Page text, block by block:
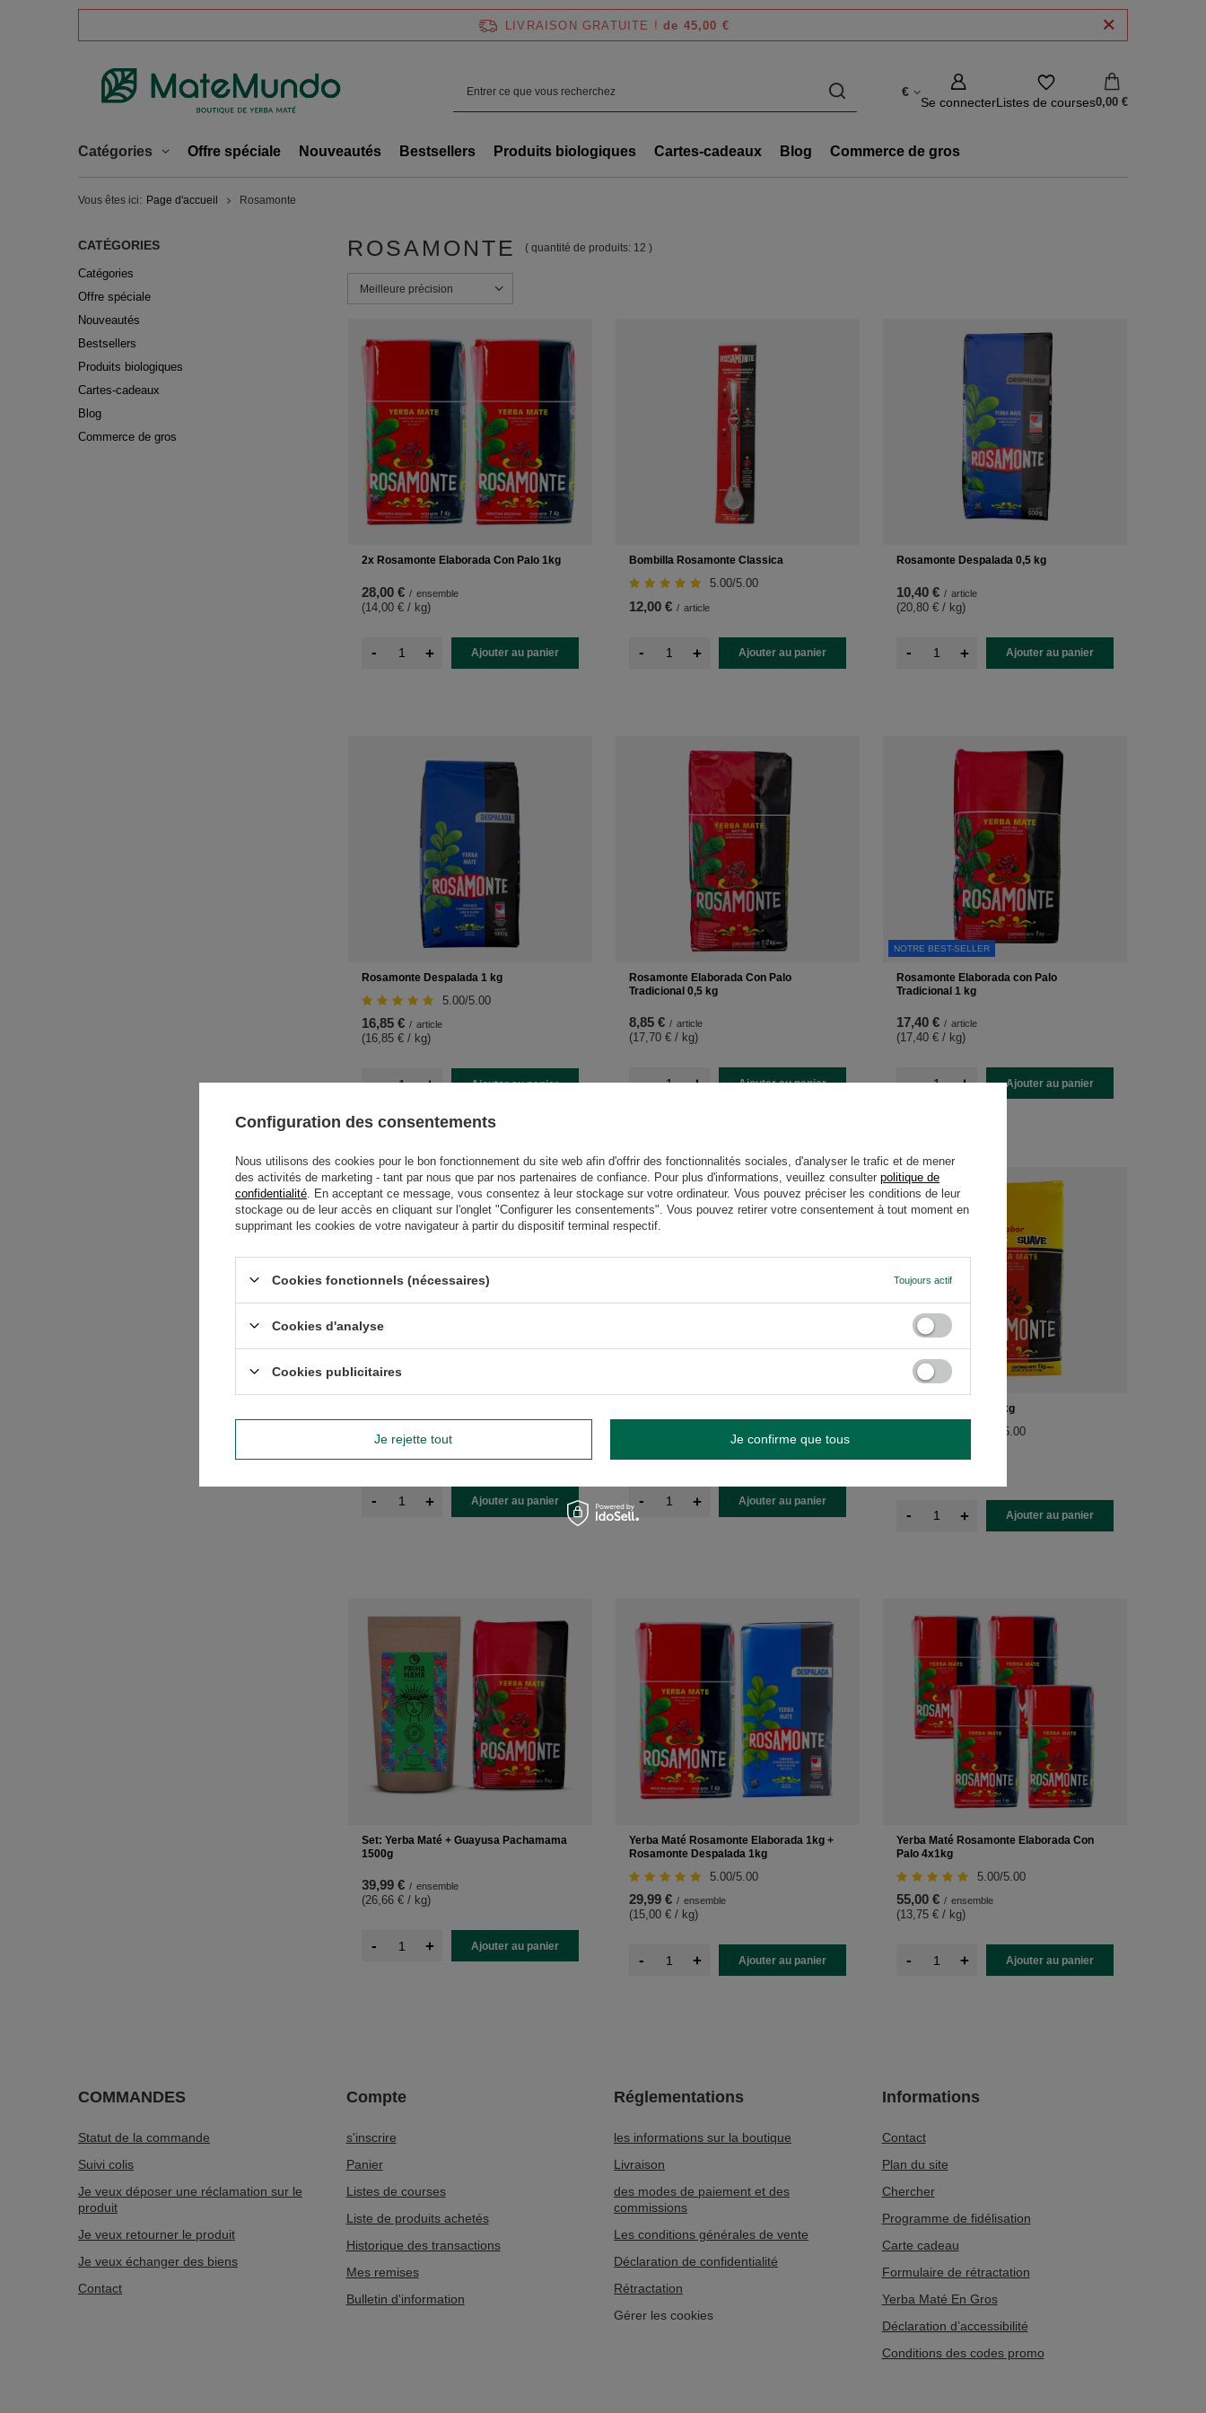
LIVRAISON GRATUITE ! de 45,00 €
€
Se connecterListes de courses0,00 €
Catégories Offre spéciale Nouveautés Bestsellers Produits biologiques Cartes-cadeaux Blog Commerce de gros
Vous êtes ici: Page d'accueil Rosamonte
CATÉGORIES
Catégories
Offre spéciale
Nouveautés
Bestsellers
Produits biologiques
Cartes-cadeaux
Blog
Commerce de gros
ROSAMONTE ( quantité de produits: 12 )
Modifier le tri
Meilleure précision
2x Rosamonte Elaborada Con Palo 1kg
28,00 € / ensemble
(14,00 € / kg)
- + Ajouter au panier
Bombilla Rosamonte Classica
5.00/5.00
12,00 € / article
- + Ajouter au panier
Rosamonte Despalada 0,5 kg
10,40 € / article
(20,80 € / kg)
- + Ajouter au panier
Rosamonte Despalada 1 kg
5.00/5.00
16,85 € / article
(16,85 € / kg)
- + Ajouter au panier
Rosamonte Elaborada Con Palo
Tradicional 0,5 kg
8,85 € / article
(17,70 € / kg)
- + Ajouter au panier
NOTRE BEST-SELLER
Rosamonte Elaborada con Palo
Tradicional 1 kg
17,40 € / article
(17,40 € / kg)
- + Ajouter au panier
3,40 € / article
- + Ajouter au panier - + Ajouter au panier
Rosamonte Suave 1 kg
5.00/5.00
- + Ajouter au panier
Set: Yerba Maté + Guayusa Pachamama
1500g
39,99 € / ensemble
(26,66 € / kg)
- + Ajouter au panier
Yerba Maté Rosamonte Elaborada 1kg +
Rosamonte Despalada 1kg
5.00/5.00
29,99 € / ensemble
(15,00 € / kg)
- + Ajouter au panier
Yerba Maté Rosamonte Elaborada Con
Palo 4x1kg
5.00/5.00
55,00 € / ensemble
(13,75 € / kg)
- + Ajouter au panier
COMMANDES
Statut de la commande
Suivi colis
Je veux déposer une réclamation sur le
produit
Je veux retourner le produit
Je veux échanger des biens
Contact
Compte
s'inscrire
Panier
Listes de courses
Liste de produits achetés
Historique des transactions
Mes remises
Bulletin d'information
Réglementations
les informations sur la boutique
Livraison
des modes de paiement et des
commissions
Les conditions générales de vente
Déclaration de confidentialité
Rétractation
Gérer les cookies
Informations
Contact
Plan du site
Chercher
Programme de fidélisation
Carte cadeau
Formulaire de rétractation
Yerba Maté En Gros
Déclaration d’accessibilité
Conditions des codes promo
Configuration des consentements
Nous utilisons des cookies pour le bon fonctionnement du site web afin d'offrir des fonctionnalités sociales, d'analyser le trafic et de mener
des activités de marketing - tant par nous que par nos partenaires de confiance. Pour plus d'informations, veuillez consulter politique de
confidentialité . En acceptant ce message, vous consentez à leur stockage sur votre ordinateur. Vous pouvez préciser les conditions de leur
stockage ou de leur accès en cliquant sur l'onglet "Configurer les consentements". Vous pouvez retirer votre consentement à tout moment en
supprimant les cookies de votre navigateur à partir du dispositif terminal respectif.
Cookies fonctionnels (nécessaires) Toujours actif
Cookies d'analyse
Cookies publicitaires
Je rejette tout Je confirme que tous